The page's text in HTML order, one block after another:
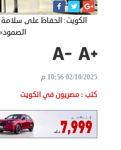
بالخارج
القنصلية
البعثة
الدبلوماسية
مجلس
الكويت: الحفاظ على
02/10/2025 10:56 م
كتب : مصريون في الكويت